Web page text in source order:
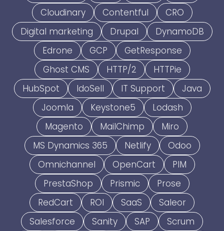
Cloudinary
Contentful
CRO
Digital marketing
Drupal
DynamoDB
Edrone
GCP
GetResponse
Ghost CMS
HTTP/2
HTTPie
HubSpot
IdoSell IT Support
Java
Joomla
Keystone5
Lodash
Magento
MailChimp
Miro
MS Dynamics 365
Netlify
Odoo
Omnichannel
OpenCart
PIM
PrestaShop
Prismic
Prose
RedCart
ROI SaaS
Saleor
Salesforce
Sanity SAP
Scrum